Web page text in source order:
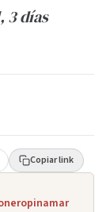
3 días
Copiar link